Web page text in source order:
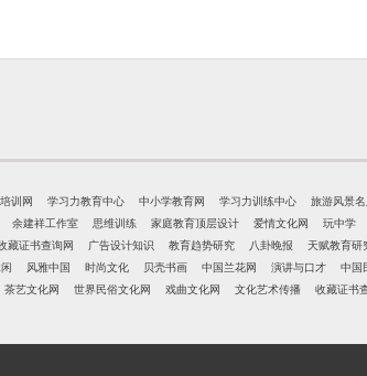
训网 学习力教育中心 中小学教育网 学习力训练中心 旅游风景
余建祥工作室 思维训练 家庭教育顶层设计 爱情文化网 玩中学
藏证书查询网 广告设计知识 教育趋势研究 八卦晚报 天赋教育研
风雅中国 时尚文化 贝壳书画 中国兰花网 演讲与口才 中国
茶艺文化网 世界民俗文化网 戏曲文化网 文化艺术传播 收藏证书